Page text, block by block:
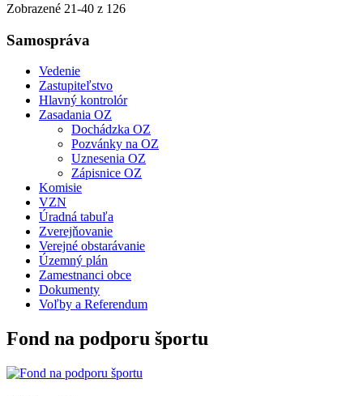
Zobrazené 21-40 z 126
Samospráva
Vedenie
Zastupiteľstvo
Hlavný kontrolór
Zasadania OZ
Dochádzka OZ
Pozvánky na OZ
Uznesenia OZ
Zápisnice OZ
Komisie
VZN
Úradná tabuľa
Zverejňovanie
Verejné obstarávanie
Územný plán
Zamestnanci obce
Dokumenty
Voľby a Referendum
Fond na podporu športu